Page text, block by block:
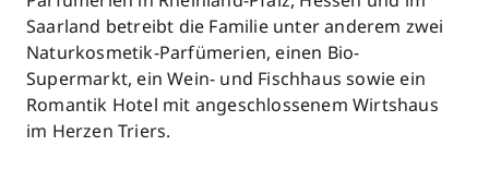
Saarland betreibt die Familie unter anderem zwei
Naturkosmetik-Parfümerien, einen Bio-
Supermarkt, ein Wein- und Fischhaus sowie ein
Romantik Hotel mit angeschlossenem Wirtshaus
im Herzen Triers.